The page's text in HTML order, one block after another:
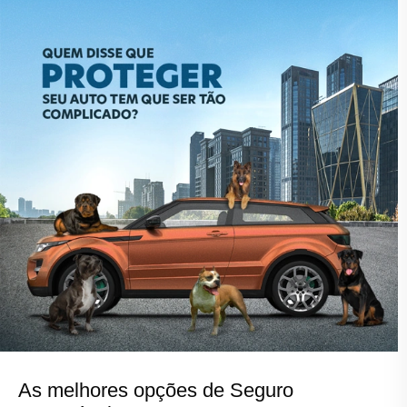
As melhores opções de Seguro